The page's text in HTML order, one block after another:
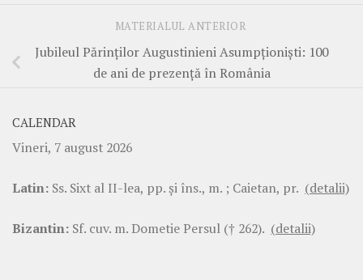
MATERIALUL ANTERIOR
Jubileul Părinților Augustinieni Asumpționiști: 100
de ani de prezență în România
CALENDAR
Vineri, 7 august 2026
Latin: Ss. Sixt al II-lea, pp. şi îns., m. ; Caietan, pr. (detalii)
Bizantin: Sf. cuv. m. Dometie Persul († 262). (detalii)